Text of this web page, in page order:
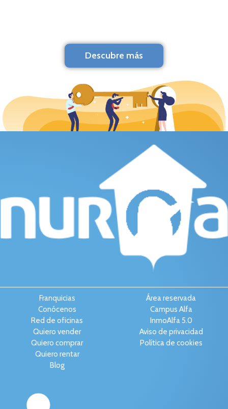
Descubre más
Franquicias
Conócenos
Red de oficinas
Quiero vender
Quiero comprar
Quiero rentar
Blog
Área reservada
Campus Alfa
InmoAlfa 5.0
Aviso de privacidad
Política de cookies